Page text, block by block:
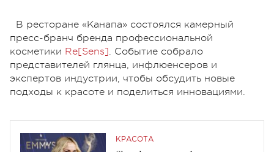
В ресторане «Канапа» состоялся камерный
пресс-бранч бренда профессиональной
косметики Re[Sens]. Событие собрало
представителей глянца, инфлюенсеров и
экспертов индустрии, чтобы обсудить новые
подходы к красоте и поделиться инновациями.
КРАСОТА